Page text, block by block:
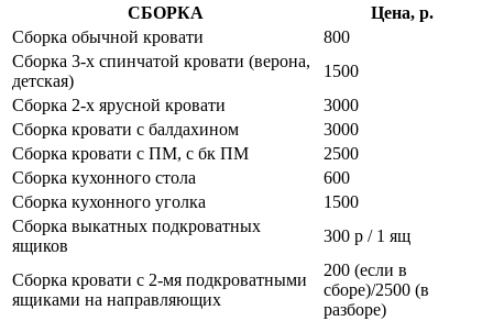
СБОРКА
Цена, р.
Сборка обычной кровати
800
Сборка 3-х спинчатой кровати (верона,
детская)
1500
Сборка 2-х ярусной кровати
3000
Сборка кровати с балдахином
3000
Сборка кровати с ПМ, с бк ПМ
2500
Сборка кухонного стола
600
Сборка кухонного уголка
1500
Сборка выкатных подкроватных
ящиков
300 р / 1 ящ
Сборка кровати с 2-мя подкроватными
ящиками на направляющих
200 (если в
сборе)/2500 (в
разборе)